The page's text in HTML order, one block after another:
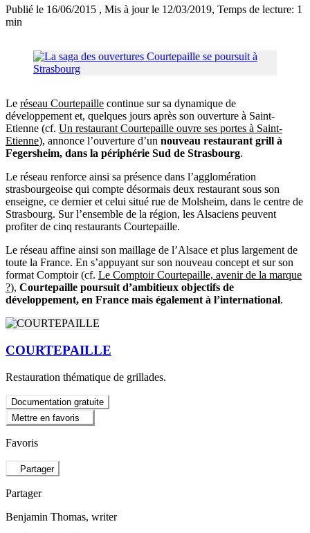
Publié le 16/06/2015 , Mis à jour le 12/03/2019, Temps de lecture: 1
min
Le réseau Courtepaille continue sur sa dynamique de
développement et, quelques jours après son ouverture à Saint-
Etienne (cf. Un restaurant Courtepaille ouvre ses portes à Saint-
Etienne), annonce l’ouverture d’un nouveau restaurant grill à
Fegersheim, dans la périphérie Sud de Strasbourg.
Le réseau renforce ainsi sa présence dans l’agglomération
strasbourgeoise qui compte désormais deux restaurant sous son
enseigne, ce dernier et celui situé rue de Molsheim, dans le centre de
Strasbourg. Sur l’ensemble de la région, les Alsaciens peuvent
profiter de cinq restaurants Courtepaille.
Le réseau affine ainsi son maillage de l’Alsace et plus largement de
toute la France. En s’appuyant sur son nouveau concept et sur son
format Comptoir (cf. Le Comptoir Courtepaille, avenir de la marque
?), Courtepaille poursuit d’ambitieux objectifs de
développement, en France mais également à l’international.
COURTEPAILLE
Restauration thématique de grillades.
Documentation gratuite
Mettre en favoris
Favoris
Partager
Partager
Benjamin Thomas, writer